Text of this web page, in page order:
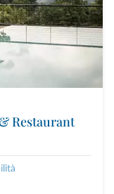
Restaurant